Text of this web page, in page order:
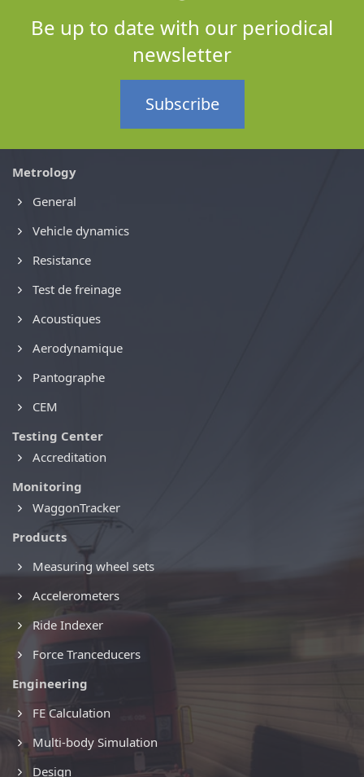
Be up to date with our periodical
newsletter
Subscribe
Metrology
General
Vehicle dynamics
Resistance
Test de freinage
Acoustiques
Aerodynamique
Pantographe
CEM
Testing Center
Accreditation
Monitoring
WaggonTracker
Products
Measuring wheel sets
Accelerometers
Ride Indexer
Force Tranceducers
Engineering
FE Calculation
Multi-body Simulation
Design